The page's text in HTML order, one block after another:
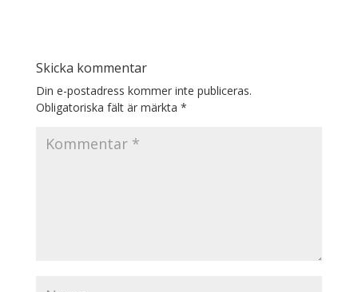
Skicka kommentar
Din e-postadress kommer inte publiceras.
Obligatoriska fält är märkta *